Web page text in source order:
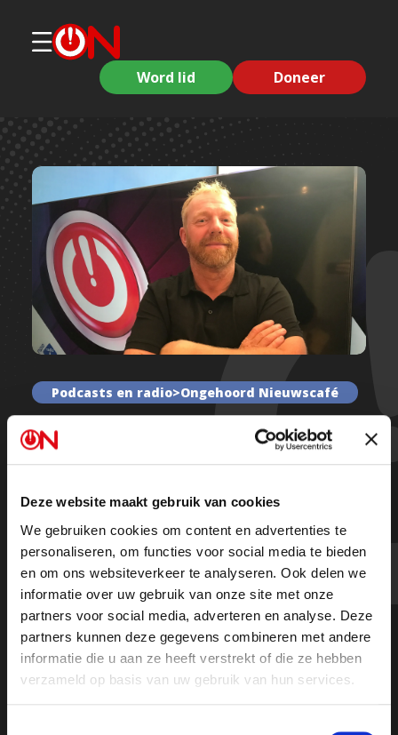
Deze website maakt gebruik van cookies
We gebruiken cookies om content en advertenties te
personaliseren, om functies voor social media te bieden
en om ons websiteverkeer te analyseren. Ook delen we
informatie over uw gebruik van onze site met onze
partners voor social media, adverteren en analyse. Deze
partners kunnen deze gegevens combineren met andere
informatie die u aan ze heeft verstrekt of die ze hebben
verzameld op basis van uw gebruik van hun services.
Word lid Doneer
Podcasts en radio>Ongehoord Nieuwscafé
Edwin Veldhuijzen: ‘Er wordt met
boeren vals spel gespeeld’
Beluister de podcast